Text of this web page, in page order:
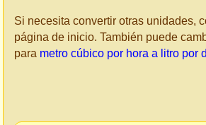
Si necesita convertir otras unidades,
página de inicio. También puede
para metro cúbico por hora a litro por